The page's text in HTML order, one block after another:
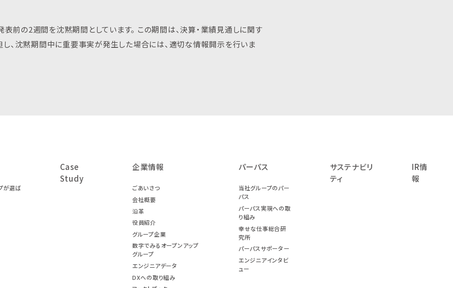
前の2週間を沈黙期間としています。 この期間は、決算・業績見通しに関す
し、沈黙期間中に重要事実が発生した場合には、適切な情報開示を行いま
が選ば
Case
Study
企業情報
ごあいさつ
会社概要
沿革
役員紹介
グループ企業
数字でみるオープンアップ
グループ
エンジニアデータ
DXへの取り組み
パーパス
当社グループのパー
パス
パーパス実現への取
り組み
幸せな仕事総合研
究所
パーパスサポーター
エンジニアインタビ
ュー
サステナビリ
ティ
IR情
報